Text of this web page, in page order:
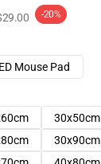
-20%
Mouse Pad
30x50cm
30x90cm